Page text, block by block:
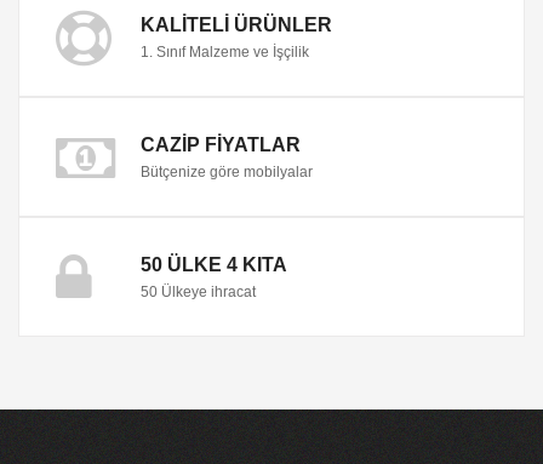
KALITELI ÜRÜNLER
1. Sınıf Malzeme ve İşçilik
CAZIP FIYATLAR
Bütçenize göre mobilyalar
50 ÜLKE 4 KITA
50 Ülkeye ihracat